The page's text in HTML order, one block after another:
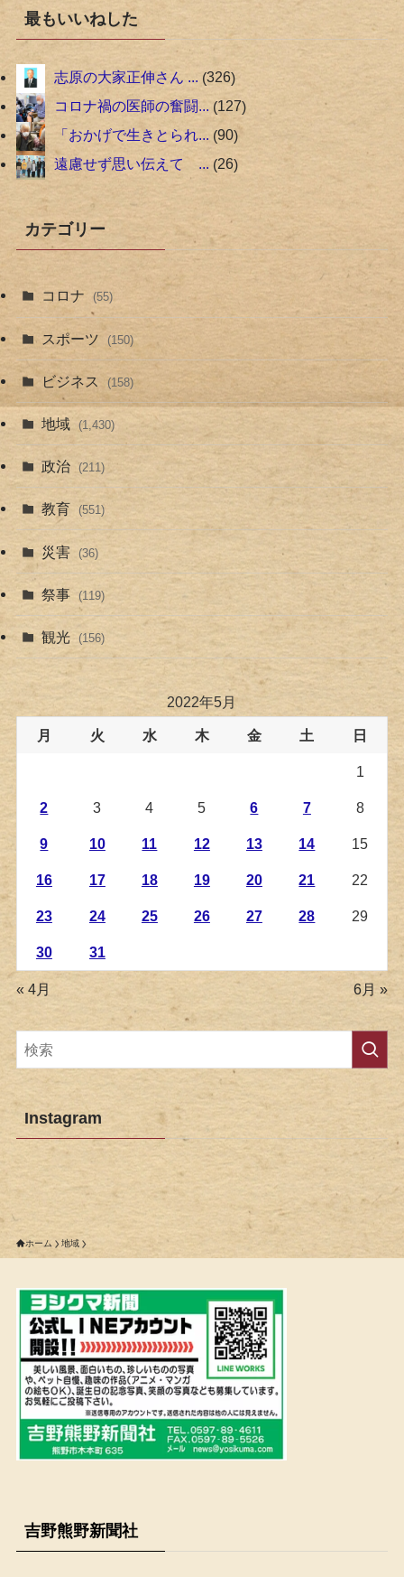
最もいいねした
志原の大家正伸さん ... 326
コロナ禍の医師の奮闘... 127
「おかげで生きとられ... 90
遠慮せず思い伝えて ... 26
カテゴリー
コロナ (55)
スポーツ (150)
ビジネス (158)
地域 (1,430)
政治 (211)
教育 (551)
災害 (36)
祭事 (119)
観光 (156)
2022年5月
月 火 水 木 金 土 日
1
2 3 4 5 6 7 8
9 10 11 12 13 14 15
16 17 18 19 20 21 22
23 24 25 26 27 28 29
30 31
« 4月 6月 »
Instagram
ホーム 地域
吉野熊野新聞社